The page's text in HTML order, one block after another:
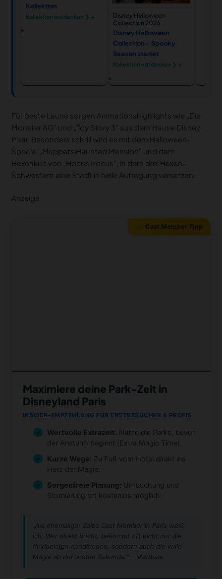
Kollektion
Kollektion entdecken ❯ →
Disney Halloween
Collection 2026
Disney Halloween
Collection – Spooky
Season startet
Kollektion entdecken ❯ →
Für beste Laune sorgen Animationshighlights wie „Die
Monster AG“ und „Toy Story 3“ aus dem Hause Disney
Pixar. Besonders schrill wird es mit dem Halloween-
Special „Muppets Haunted Mansion“ und dem
Hexenkult von „Hocus Pocus“, in dem drei Hexen-
Schwestern eine Stadt in helle Aufregung versetzen.
Anzeige
Cast Member Tipp
Maximiere deine Park-Zeit in
Disneyland Paris
INSIDER-EMPFEHLUNG FÜR ERSTBESUCHER & PROFIS
Wertvolle Extrazeit: Nutze die Parks, bevor
der Ansturm beginnt (Extra Magic Time).
Kurze Wege: Zu Fuß vom Hotel direkt ins
Herz der Magie.
Sorgenfreie Planung: Umbuchung und
Stornierung oft kostenlos möglich.
„Als ehemaliger Sales Cast Member in Paris weiß
ich: Wer direkt bucht, bekommt oft nicht nur die
flexibelsten Konditionen, sondern auch die volle
Magie ab der ersten Sekunde." – Matthias